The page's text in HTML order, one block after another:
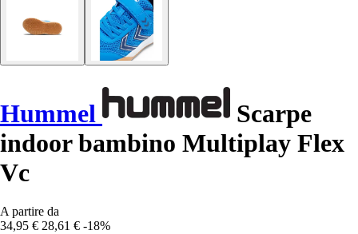
Hummel
Scarpe
indoor bambino Multiplay Flex
Vc
A partire da
34,95 € 28,61 € -18%